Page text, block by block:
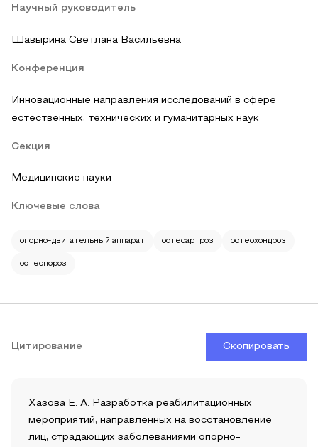
Научный руководитель
Шавырина Светлана Васильевна
Конференция
Инновационные направления исследований в сфере
естественных, технических и гуманитарных наук
Секция
Медицинские науки
Ключевые слова
опорно-двигательный аппарат остеоартроз остеохондроз
остеопороз
Цитирование Скопировать
Хазова Е. А. Разработка реабилитационных
мероприятий, направленных на восстановление
лиц, страдающих заболеваниями опорно-